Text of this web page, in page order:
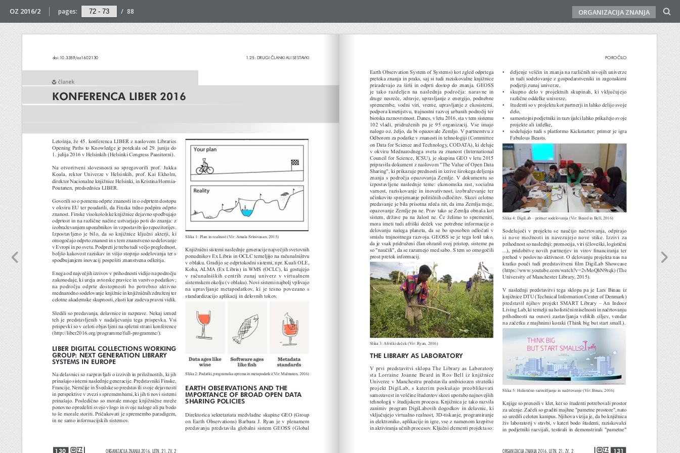
OZ 2016/2 pages: / 88 ORGANIZACIJA ZNANJA